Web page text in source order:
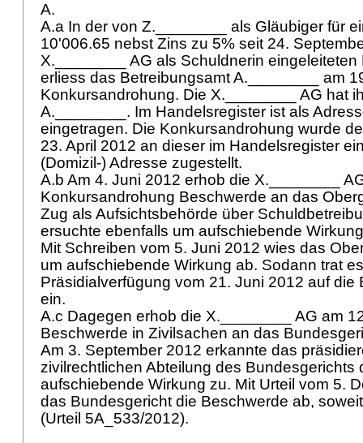
A.
A.a In der von Z.________ als Gläubiger für
10'006.65 nebst Zins zu 5% seit 24.
X.________ AG als Schuldnerin eingeleiteten
erliess das Betreibungsamt A.________ am
Konkursandrohung. Die X.________ AG hat
A.________. Im Handelsregister ist als
eingetragen. Die Konkursandrohung wurde
23. April 2012 an dieser im Handelsregister
(Domizil-) Adresse zugestellt.
A.b Am 4. Juni 2012 erhob die X.________
Konkursandrohung Beschwerde an das
Zug als Aufsichtsbehörde über
ersuchte ebenfalls um aufschiebende
Mit Schreiben vom 5. Juni 2012 wies das
um aufschiebende Wirkung ab. Sodann trat
Präsidialverfügung vom 21. Juni 2012 auf die
ein.
A.c Dagegen erhob die X.________ AG am
Beschwerde in Zivilsachen an das
Am 3. September 2012 erkannte das
zivilrechtlichen Abteilung des Bundesgerichts
aufschiebende Wirkung zu. Mit Urteil vom 5.
das Bundesgericht die Beschwerde ab,
(Urteil 5A_533/2012).